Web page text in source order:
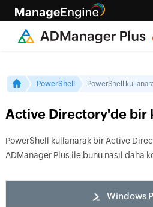
PowerShell PowerShell kullanarak
Active Directory'de bir
PowerShell kullanarak bir Active
ADManager Plus ile bunu nasıl
Windows